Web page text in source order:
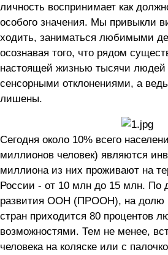
личность воспринимает как
особого значения. Мы привыкли
ходить, заниматься любимыми
осознавая того, что рядом
настоящей жизнью тысячи
сенсорными отклонениями, а
лишены.
Сегодня около 10% всего
миллионов человек) являются
миллиона из них проживают на
России - от 10 млн до 15 млн. По
развития ООН (ПРООН), на долю
стран приходится 80 процентов
возможностями. Тем не менее,
человека на коляске или с